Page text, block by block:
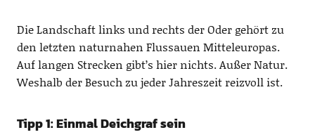
Die Landschaft links und rechts der Oder gehört zu
den letzten naturnahen Flussauen Mitteleuropas.
Auf langen Strecken gibt’s hier nichts. Außer Natur.
Weshalb der Besuch zu jeder Jahreszeit reizvoll ist.
Tipp 1: Einmal Deichgraf sein